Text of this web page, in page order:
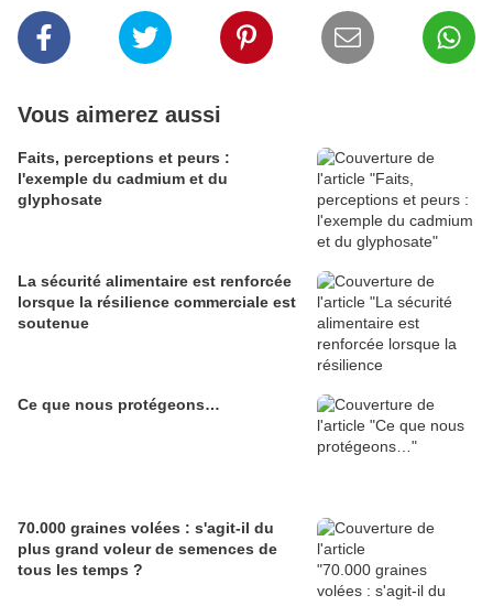
Vous aimerez aussi
Faits, perceptions et peurs :
l'exemple du cadmium et du
glyphosate
La sécurité alimentaire est renforcée
lorsque la résilience commerciale est
soutenue
Ce que nous protégeons…
70.000 graines volées : s'agit-il du
plus grand voleur de semences de
tous les temps ?